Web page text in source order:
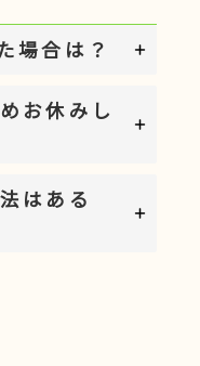
場合は？
お休みし
はある